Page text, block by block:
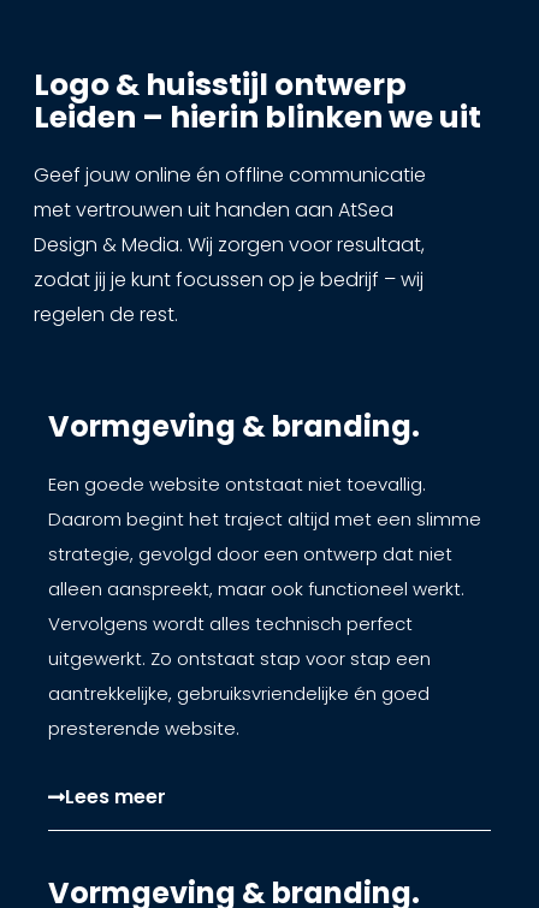
Logo & huisstijl ontwerp
Leiden – hierin blinken we uit
Geef jouw online én offline communicatie
met vertrouwen uit handen aan AtSea
Design & Media. Wij zorgen voor resultaat,
zodat jij je kunt focussen op je bedrijf – wij
regelen de rest.
Vormgeving & branding.
Een goede website ontstaat niet toevallig.
Daarom begint het traject altijd met een slimme
strategie, gevolgd door een ontwerp dat niet
alleen aanspreekt, maar ook functioneel werkt.
Vervolgens wordt alles technisch perfect
uitgewerkt. Zo ontstaat stap voor stap een
aantrekkelijke, gebruiksvriendelijke én goed
presterende website.
Lees meer
Vormgeving & branding.